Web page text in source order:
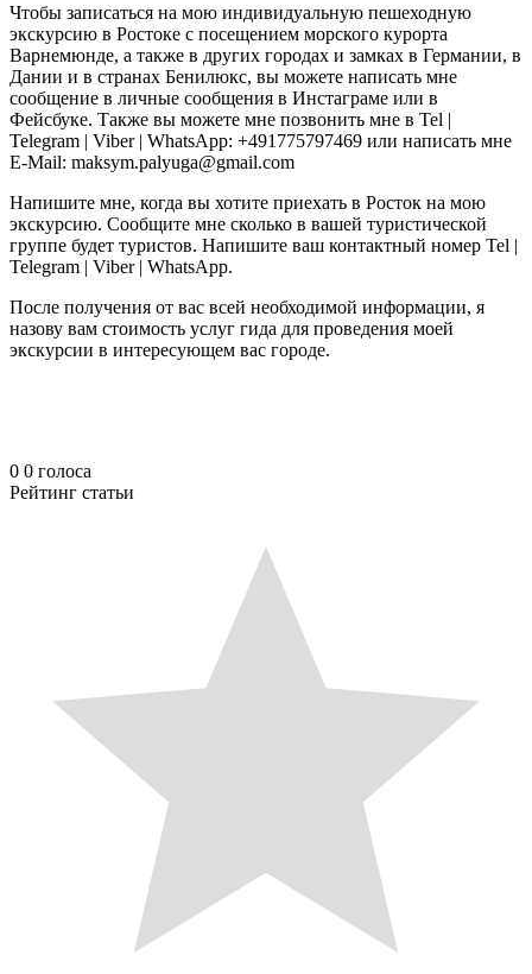
Чтобы записаться на мою индивидуальную пешеходную
экскурсию в Ростоке с посещением морского курорта
Варнемюнде, а также в других городах и замках в Германии, в
Дании и в странах Бенилюкс, вы можете написать мне
сообщение в личные сообщения в Инстаграме или в
Фейсбуке. Также вы можете мне позвонить мне в Tel |
Telegram | Viber | WhatsApp: +491775797469 или написать мне
E-Mail: maksym.palyuga@gmail.com
Напишите мне, когда вы хотите приехать в Росток на мою
экскурсию. Сообщите мне сколько в вашей туристической
группе будет туристов. Напишите ваш контактный номер Tel |
Telegram | Viber | WhatsApp.
После получения от вас всей необходимой информации, я
назову вам стоимость услуг гида для проведения моей
экскурсии в интересующем вас городе.
0 0 голоса
Рейтинг статьи